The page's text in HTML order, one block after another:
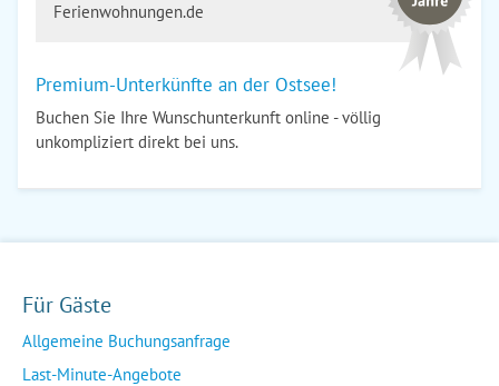
Ferienwohnungen.de
Premium-Unterkünfte an der Ostsee!
Buchen Sie Ihre Wunschunterkunft online - völlig
unkompliziert direkt bei uns.
Für Gäste
Allgemeine Buchungsanfrage
Last-Minute-Angebote